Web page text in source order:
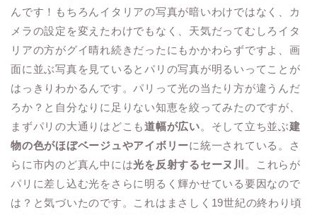
んです！もちろんイタリアの写真が暗いわけではなく、カ
メラの設定を変えたわけでもなく、天気だってむしろイタ
リアの方がグイ晴れ続きだったにもかかわらずですよ、画
面に並ぶ写真を見ているとパリの写真が明るいってことが
はっきりわかるんです。パリって光の当たり方が違うんだ
ろか？と自分なりに足りない知恵を絞ってみたのですが、
まずパリの大通りはどこも道幅が広い。そして立ち並ぶ建
物の色がほぼベージュやアイボリーに統一されている。さ
らに市内のど真ん中には光を反射するセーヌ川
。これらが
パリに差し込む光をさらに明るく輝かせている要因なので
は？と気づいたのです。これはまさしく19世紀の終わり頃